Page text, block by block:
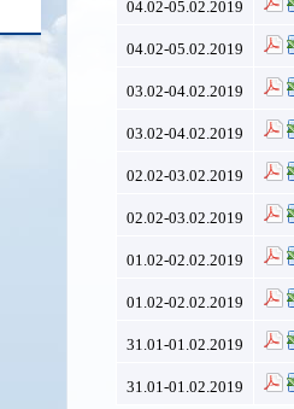
04.02-05.02.2019
04.02-05.02.2019
03.02-04.02.2019
03.02-04.02.2019
02.02-03.02.2019
02.02-03.02.2019
01.02-02.02.2019
01.02-02.02.2019
31.01-01.02.2019
31.01-01.02.2019